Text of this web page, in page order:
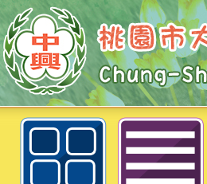
(宣導)職場霸凌防